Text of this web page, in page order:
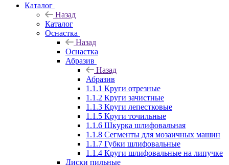
Каталог
Назад
Каталог
Оснастка
Назад
Оснастка
Абразив
Назад
Абразив
1.1.1 Круги отрезные
1.1.2 Круги зачистные
1.1.3 Круги лепестковые
1.1.5 Круги точильные
1.1.6 Шкурка шлифовальная
1.1.8 Сегменты для мозаичных машин
1.1.7 Губки шлифовальные
1.1.4 Круги шлифовальные на липучке
Диски пильные